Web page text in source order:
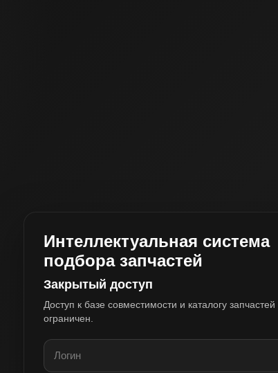
Интеллектуальная система
подбора запчастей
Закрытый доступ
Доступ к базе совместимости и каталогу запчастей
ограничен.